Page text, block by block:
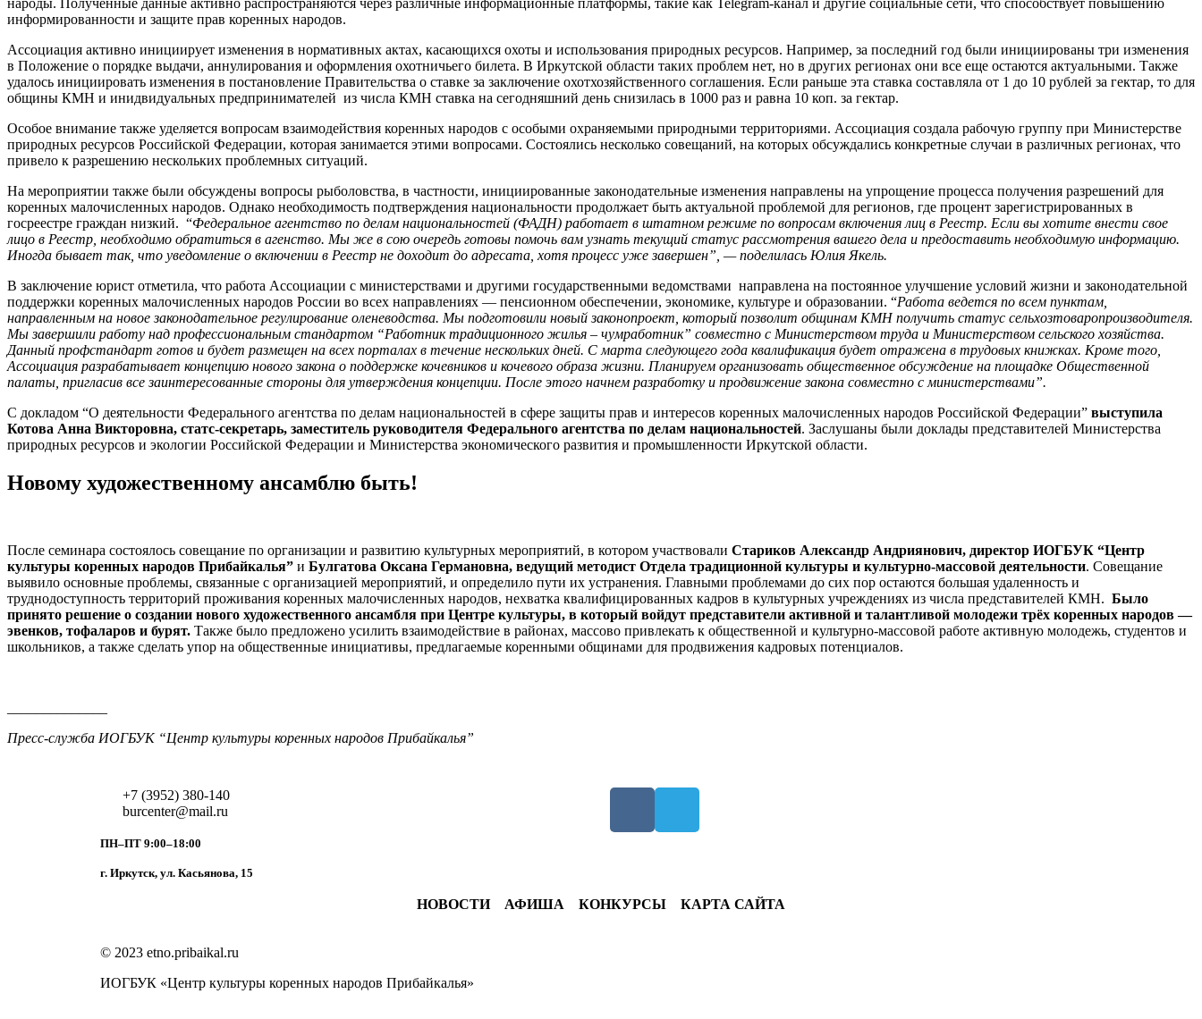
информированности и защите прав коренных народов.
Ассоциация активно инициирует изменения в нормативных актах, касающихся охоты и использования природных ресурсов. Например, за последний год были инициированы три изменения
в Положение о порядке выдачи, аннулирования и оформления охотничьего билета. В Иркутской области таких проблем нет, но в других регионах они все еще остаются актуальными. Также
удалось инициировать изменения в постановление Правительства о ставке за заключение охотхозяйственного соглашения. Если раньше эта ставка составляла от 1 до 10 рублей за гектар, то для
общины КМН и инидвидуальных предпринимателей из числа КМН ставка на сегодняшний день снизилась в 1000 раз и равна 10 коп. за гектар.
Особое внимание также уделяется вопросам взаимодействия коренных народов с особыми охраняемыми природными территориями. Ассоциация создала рабочую группу при Министерстве
природных ресурсов Российской Федерации, которая занимается этими вопросами. Состоялись несколько совещаний, на которых обсуждались конкретные случаи в различных регионах, что
привело к разрешению нескольких проблемных ситуаций.
На мероприятии также были обсуждены вопросы рыболовства, в частности, инициированные законодательные изменения направлены на упрощение процесса получения разрешений для
коренных малочисленных народов. Однако необходимость подтверждения национальности продолжает быть актуальной проблемой для регионов, где процент зарегистрированных в
госреестре граждан низкий. “Федеральное агентство по делам национальностей (ФАДН) работает в штатном режиме по вопросам включения лиц в Реестр. Если вы хотите внести свое
лицо в Реестр, необходимо обратиться в агенство. Мы же в сою очередь готовы помочь вам узнать текущий статус рассмотрения вашего дела и предоставить необходимую информацию.
Иногда бывает так, что уведомление о включении в Реестр не доходит до адресата, хотя процесс уже завершен”, — поделилась Юлия Якель.
В заключение юрист отметила, что работа Ассоциации с министерствами и другими государственными ведомствами направлена на постоянное улучшение условий жизни и законодательной
поддержки коренных малочисленных народов России во всех направлениях — пенсионном обеспечении, экономике, культуре и образовании. “Работа ведется по всем пунктам,
направленным на новое законодательное регулирование оленеводства. Мы подготовили новый законопроект, который позволит общинам КМН получить статус сельхозтоваропроизводителя.
Мы завершили работу над профессиональным стандартом “Работник традиционного жилья – чумработник” совместно с Министерством труда и Министерством сельского хозяйства.
Данный профстандарт готов и будет размещен на всех порталах в течение нескольких дней. С марта следующего года квалификация будет отражена в трудовых книжках. Кроме того,
Ассоциация разрабатывает концепцию нового закона о поддержке кочевников и кочевого образа жизни. Планируем организовать общественное обсуждение на площадке Общественной
палаты, пригласив все заинтересованные стороны для утверждения концепции. После этого начнем разработку и продвижение закона совместно с министерствами”.
С докладом “О деятельности Федерального агентства по делам национальностей в сфере защиты прав и интересов коренных малочисленных народов Российской Федерации” выступила
Котова Анна Викторовна, статс-секретарь, заместитель руководителя Федерального агентства по делам национальностей. Заслушаны были доклады представителей Министерства
природных ресурсов и экологии Российской Федерации и Министерства экономического развития и промышленности Иркутской области.
Новому художественному ансамблю быть!
После семинара состоялось совещание по организации и развитию культурных мероприятий, в котором участвовали Стариков Александр Андриянович, директор ИОГБУК “Центр
культуры коренных народов Прибайкалья” и Булгатова Оксана Германовна, ведущий методист Отдела традиционной культуры и культурно-массовой деятельности. Совещание
выявило основные проблемы, связанные с организацией мероприятий, и определило пути их устранения. Главными проблемами до сих пор остаются большая удаленность и
труднодоступность территорий проживания коренных малочисленных народов, нехватка квалифицированных кадров в культурных учреждениях из числа представителей КМН. Было
принято решение о создании нового художественного ансамбля при Центре культуры, в который войдут представители активной и талантливой молодежи трёх коренных народов —
эвенков, тофаларов и бурят. Также было предложено усилить взаимодействие в районах, массово привлекать к общественной и культурно-массовой работе активную молодежь, студентов и
школьников, а также сделать упор на общественные инициативы, предлагаемые коренными общинами для продвижения кадровых потенциалов.
Пресс-служба ИОГБУК “Центр культуры коренных народов Прибайкалья”
+7 (3952) 380-140
burcenter@mail.ru
ПН–ПТ 9:00–18:00
г. Иркутск, ул. Касьянова, 15
НОВОСТИ АФИША КОНКУРСЫ КАРТА САЙТА
© 2023 etno.pribaikal.ru
ИОГБУК «Центр культуры коренных народов Прибайкалья»